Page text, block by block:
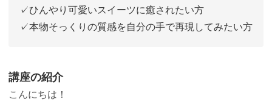
✓ひんやり可愛いスイーツに癒されたい方
✓本物そっくりの質感を自分の手で再現してみたい方
講座の紹介
こんにちは！